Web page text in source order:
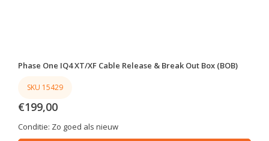
Phase One IQ4 XT/XF Cable Release & Break Out Box (BOB)
SKU 15429
€199,00
Conditie: Zo goed als nieuw